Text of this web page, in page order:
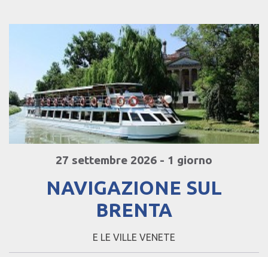
27 settembre 2026 - 1 giorno
NAVIGAZIONE SUL
BRENTA
E LE VILLE VENETE